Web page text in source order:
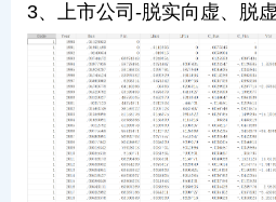
3、上市公司-脱实向虚、脱